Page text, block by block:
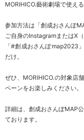
MORIHICO.藝術劇場で使え
参加方法は「創成おさんぽ
ご自身のInstagramまたはX
「#創成おさんぽmap2023
だけ。
ぜひ、MORIHICO.の対象店
ペーンをお楽しみください。
詳細は、創成おさんぽMAP
ております。